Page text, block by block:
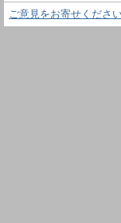
ご意見をお寄せくださ